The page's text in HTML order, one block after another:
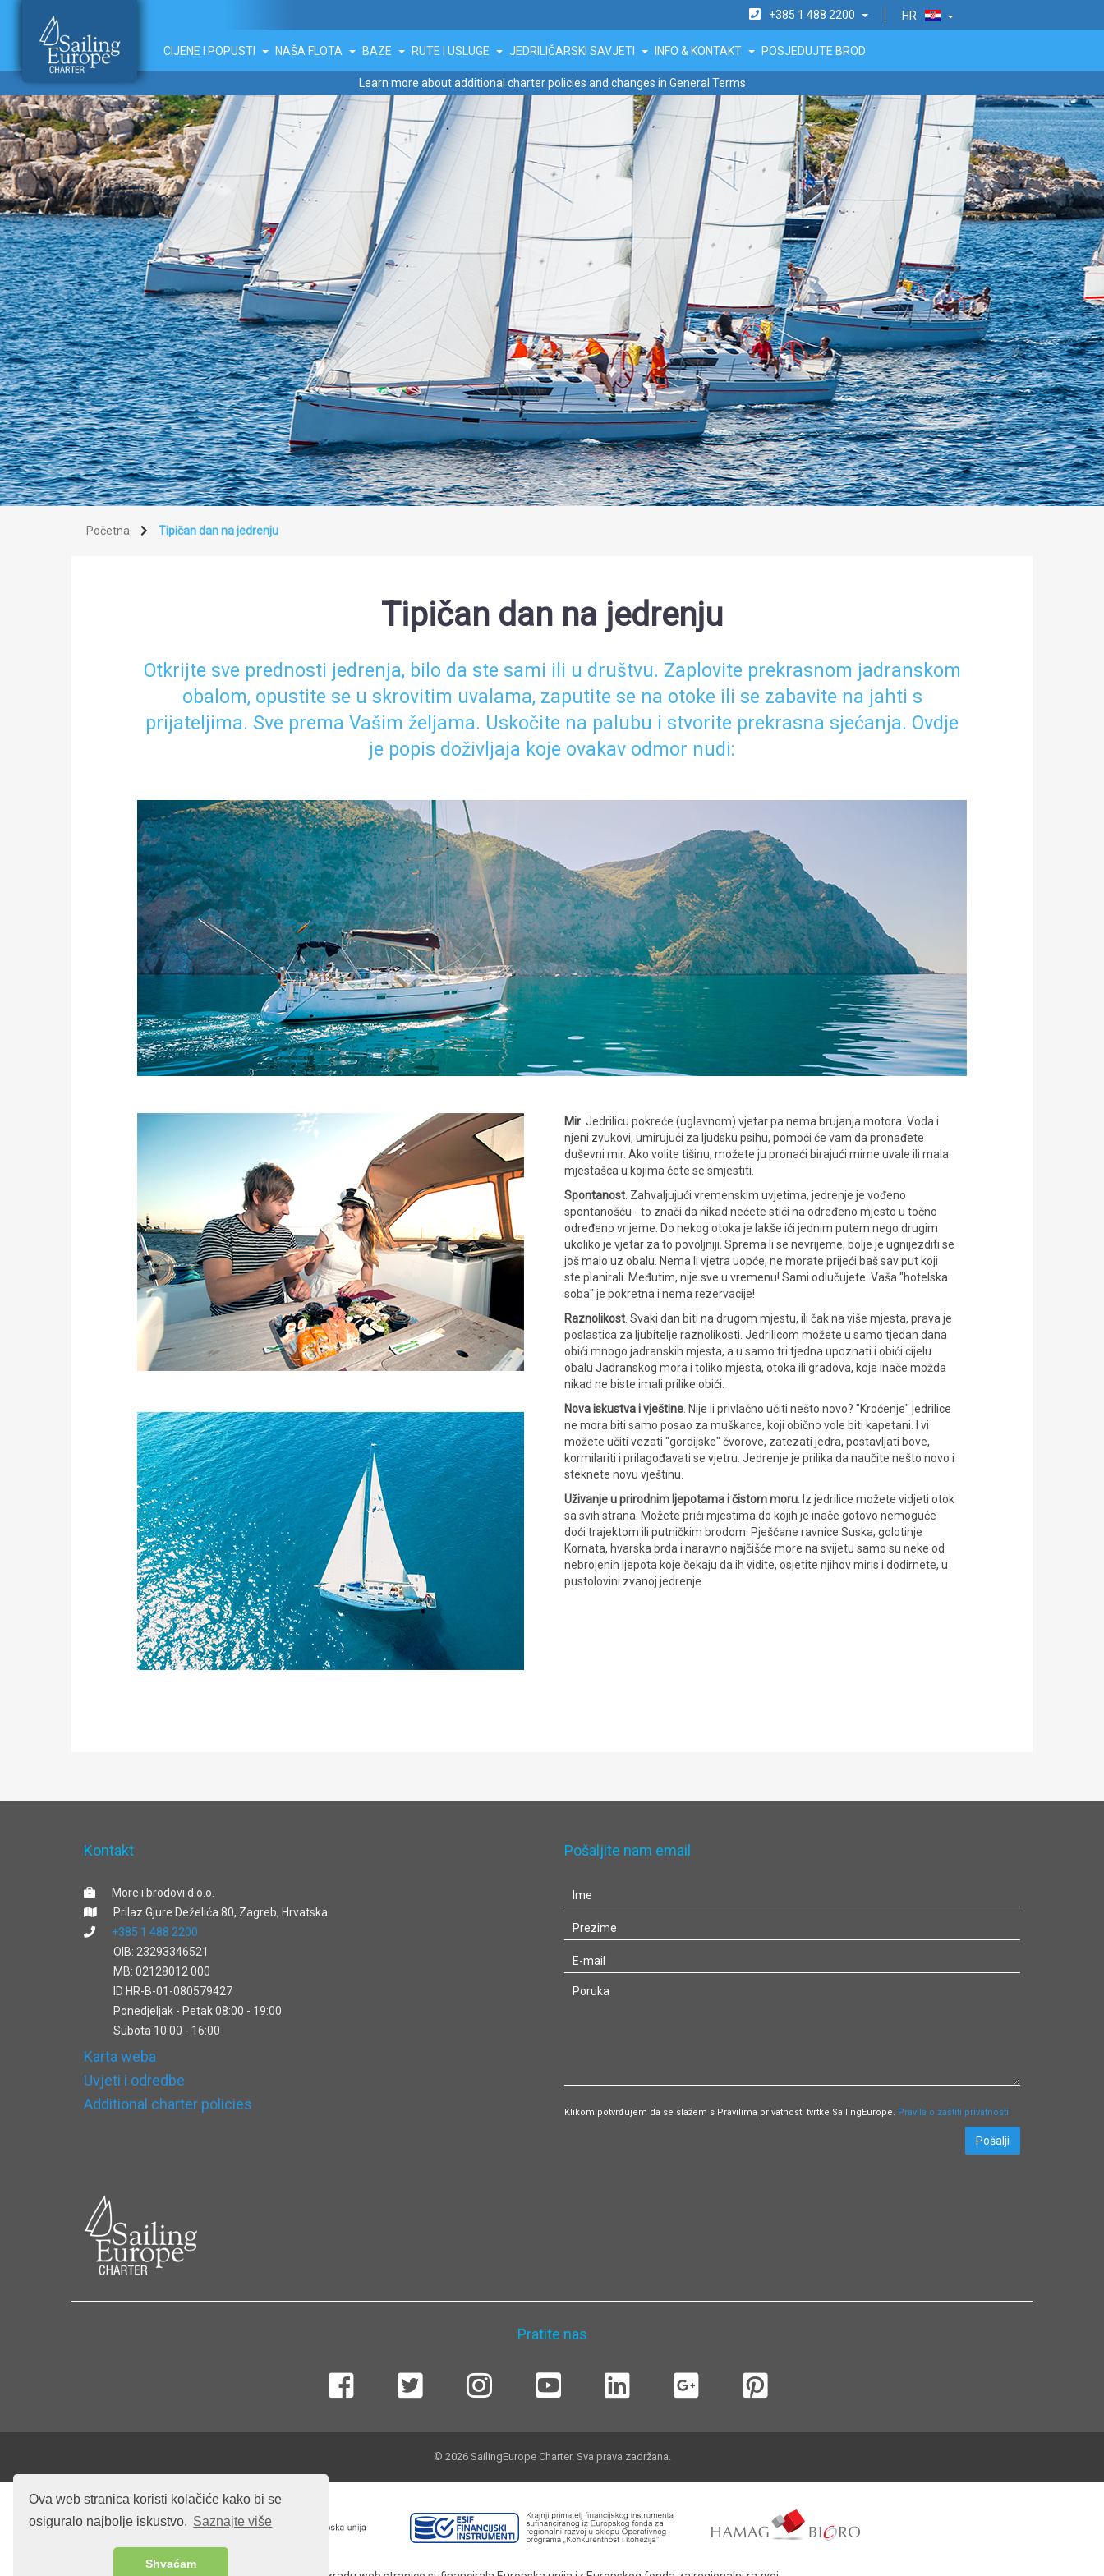
Ova web stranica koristi kolačiće kako bi se
osiguralo najbolje iskustvo. Saznajte više
Shvaćam
HR
+385 1 488 2200
CIJENE I POPUSTI NAŠA FLOTA BAZE RUTE I USLUGE JEDRILIČARSKI SAVJETI INFO & KONTAKT POSJEDUJTE BROD
Learn more about additional charter policies and changes in General Terms
Početna Tipičan dan na jedrenju
Tipičan dan na jedrenju
Otkrijte sve prednosti jedrenja, bilo da ste sami ili u društvu. Zaplovite prekrasnom jadranskom
obalom, opustite se u skrovitim uvalama, zaputite se na otoke ili se zabavite na jahti s
prijateljima. Sve prema Vašim željama. Uskočite na palubu i stvorite prekrasna sjećanja. Ovdje
je popis doživljaja koje ovakav odmor nudi:
Mir . Jedrilicu pokreće (uglavnom) vjetar pa nema brujanja motora. Voda i
njeni zvukovi, umirujući za ljudsku psihu, pomoći će vam da pronađete
duševni mir. Ako volite tišinu, možete ju pronaći birajući mirne uvale ili mala
mjestašca u kojima ćete se smjestiti.
Spontanost . Zahvaljujući vremenskim uvjetima, jedrenje je vođeno
spontanošću - to znači da nikad nećete stići na određeno mjesto u točno
određeno vrijeme. Do nekog otoka je lakše ići jednim putem nego drugim
ukoliko je vjetar za to povoljniji. Sprema li se nevrijeme, bolje je ugnijezditi se
još malo uz obalu. Nema li vjetra uopće, ne morate prijeći baš sav put koji
ste planirali. Međutim, nije sve u vremenu! Sami odlučujete. Vaša "hotelska
soba" je pokretna i nema rezervacije!
Raznolikost . Svaki dan biti na drugom mjestu, ili čak na više mjesta, prava je
poslastica za ljubitelje raznolikosti. Jedrilicom možete u samo tjedan dana
obići mnogo jadranskih mjesta, a u samo tri tjedna upoznati i obići cijelu
obalu Jadranskog mora i toliko mjesta, otoka ili gradova, koje inače možda
nikad ne biste imali prilike obići.
Nova iskustva i vještine . Nije li privlačno učiti nešto novo? "Kroćenje" jedrilice
ne mora biti samo posao za muškarce, koji obično vole biti kapetani. I vi
možete učiti vezati "gordijske" čvorove, zatezati jedra, postavljati bove,
kormilariti i prilagođavati se vjetru. Jedrenje je prilika da naučite nešto novo i
steknete novu vještinu.
Uživanje u prirodnim ljepotama i čistom moru . Iz jedrilice možete vidjeti otok
sa svih strana. Možete prići mjestima do kojih je inače gotovo nemoguće
doći trajektom ili putničkim brodom. Pješčane ravnice Suska, golotinje
Kornata, hvarska brda i naravno najčišće more na svijetu samo su neke od
nebrojenih ljepota koje čekaju da ih vidite, osjetite njihov miris i dodirnete, u
pustolovini zvanoj jedrenje.
Kontakt
More i brodovi d.o.o.
Prilaz Gjure Deželića 80, Zagreb, Hrvatska
+385 1 488 2200
OIB: 23293346521
MB: 02128012 000
ID HR-B-01-080579427
Ponedjeljak - Petak 08:00 - 19:00
Subota 10:00 - 16:00
Karta weba
Uvjeti i odredbe
Additional charter policies
Pošaljite nam email
Klikom potvrđujem da se slažem s Pravilima privatnosti tvrtke SailingEurope. Pravila o zaštiti privatnosti
Pošalji
Pratite nas
© 2026 SailingEurope Charter. Sva prava zadržana.